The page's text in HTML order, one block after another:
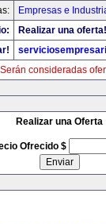
Empresas e
Realizar una oferta!
Serán consideradas
Realizar una Oferta
Ofrecido $